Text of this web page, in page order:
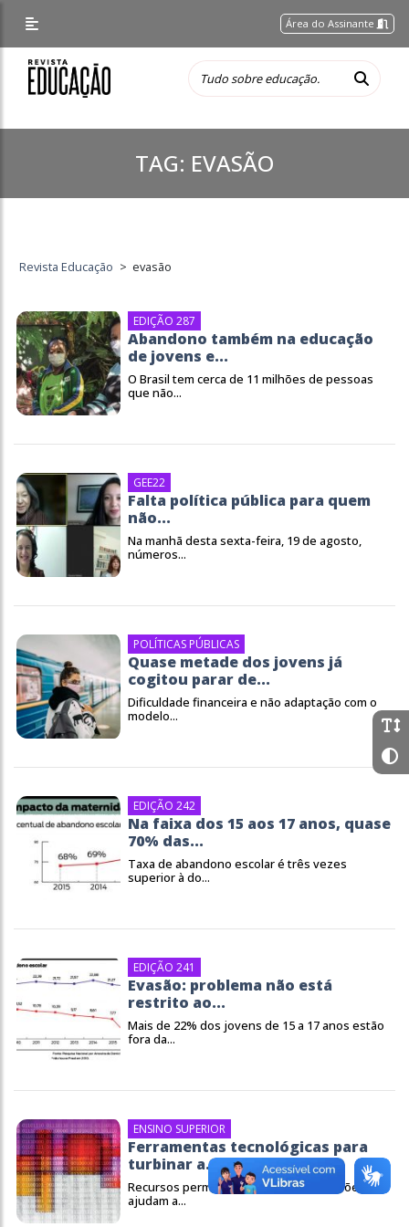
Área do Assinante
TAG: EVASÃO
Revista Educação > evasão
EDIÇÃO 287
Abandono também na educação
de jovens e...
O Brasil tem cerca de 11 milhões de pessoas
que não...
GEE22
Falta política pública para quem
não...
Na manhã desta sexta-feira, 19 de agosto,
números...
POLÍTICAS PÚBLICAS
Quase metade dos jovens já
cogitou parar de...
Dificuldade financeira e não adaptação com o
modelo...
EDIÇÃO 242
Na faixa dos 15 aos 17 anos, quase
70% das...
Taxa de abandono escolar é três vezes
superior à do...
EDIÇÃO 241
Evasão: problema não está
restrito ao...
Mais de 22% dos jovens de 15 a 17 anos estão
fora da...
ENSINO SUPERIOR
Ferramentas tecnológicas para
turbinar a...
Recursos permitem agilidade nas decisões e
ajudam a...